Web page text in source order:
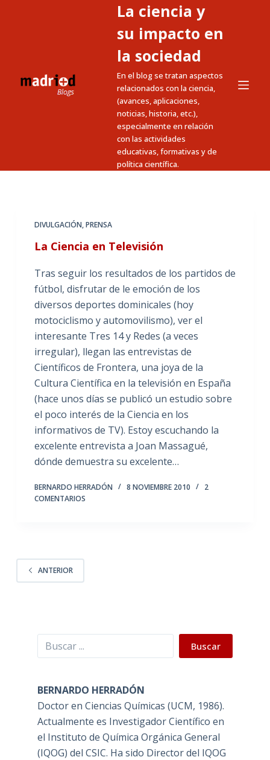
n
La ciencia y
su impacto en
la sociedad
En el blog se tratan aspectos
relacionados con la ciencia,
(avances, aplicaciones,
noticias, historia, etc.),
especialmente en relación
con las actividades
educativas, formativas y de
política científica.
DIVULGACIÓN,PRENSA
La Ciencia en Televisión
Tras seguir los resultados de los partidos de
fútbol, disfrutar de le emoción de los
diversos deportes dominicales (hoy
motociclismo y automovilismo), ver el
interesante Tres 14 y Redes (a veces
irregular), llegan las entrevistas de
Científicos de Frontera, una joya de la
Cultura Científica en la televisión en España
(hace unos días se publicó un estudio sobre
el poco interés de la Ciencia en los
informativos de TV). Estoy escuchando la
excelente entrevista a Joan Massagué,
dónde demuestra su excelente…
BERNARDO HERRADÓN 8 NOVIEMBRE 2010
2
COMENTARIOS
ANTERIOR
Buscar Buscar
BERNARDO HERRADÓN
Doctor en Ciencias Químicas (UCM, 1986).
Actualmente es Investigador Científico en
el Instituto de Química Orgánica General
(IQOG) del CSIC. Ha sido Director del IQOG